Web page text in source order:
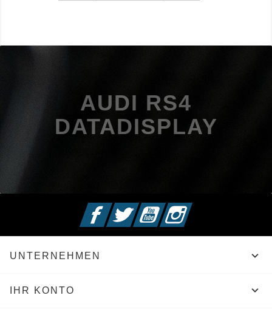
AUDI RS4
DATADISPLAY
FacebookTwitterYouTubeInstagram
UNTERNEHMEN 
IHR KONTO 